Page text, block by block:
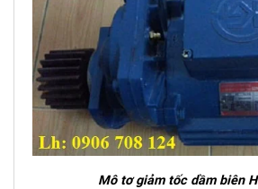
Mô tơ giảm tốc dầm biên